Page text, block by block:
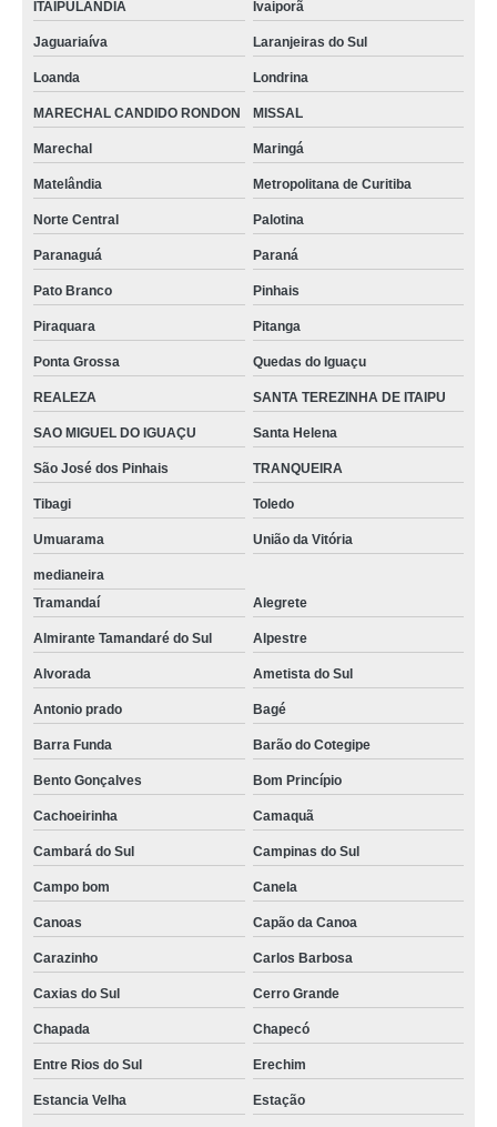
ITAIPULANDIA Ivaiporã
Jaguariaíva Laranjeiras do Sul
Loanda Londrina
MARECHAL CANDIDO RONDON MISSAL
Marechal Maringá
Matelândia Metropolitana de Curitiba
Norte Central Palotina
Paranaguá Paraná
Pato Branco Pinhais
Piraquara Pitanga
Ponta Grossa Quedas do Iguaçu
REALEZA SANTA TEREZINHA DE ITAIPU
SAO MIGUEL DO IGUAÇU Santa Helena
São José dos Pinhais TRANQUEIRA
Tibagi Toledo
Umuarama União da Vitória
medianeira
Tramandaí
Alegrete
Almirante Tamandaré do Sul Alpestre
Alvorada Ametista do Sul
Antonio prado Bagé
Barra Funda Barão do Cotegipe
Bento Gonçalves Bom Princípio
Cachoeirinha Camaquã
Cambará do Sul Campinas do Sul
Campo bom Canela
Canoas Capão da Canoa
Carazinho Carlos Barbosa
Caxias do Sul Cerro Grande
Chapada Chapecó
Entre Rios do Sul Erechim
Estancia Velha Estação